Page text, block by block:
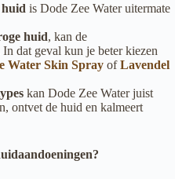
huid is Dode Zee Water uitermate
huid, kan de
dat geval kun je beter kiezen
Water Skin Spray ofLavendel
kan Dode Zee Water juist
ontvet de huid en kalmeert